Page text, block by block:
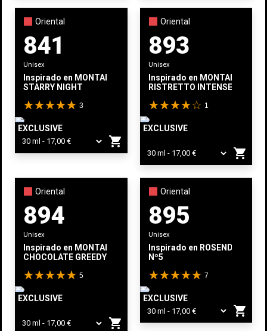
Oriental
841
Unisex
Inspirado en MONTALE
STARRY NIGHT
3
EXCLUSIVE
shopping_cart
Oriental
893
Unisex
Inspirado en MONTALE
RISTRETTO INTENSE CAFE
1
EXCLUSIVE
shopping_cart
Oriental
894
Unisex
Inspirado en MONTALE
CHOCOLATE GREEDY
5
EXCLUSIVE
shopping_cart
Oriental
895
Unisex
Inspirado en ROSENDO
Nº5
7
EXCLUSIVE
shopping_cart